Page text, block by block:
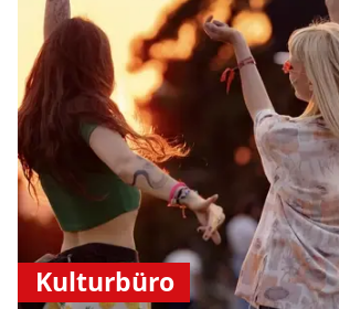
Kulturbüro